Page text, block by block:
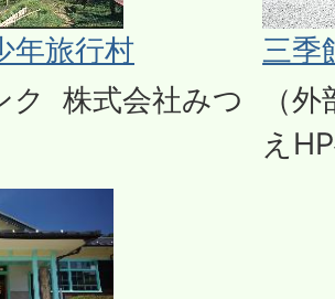
年旅行村
ク 株式会社みつ
三季
（
え